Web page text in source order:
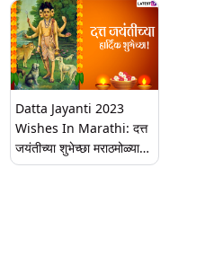
Datta Jayanti 2023
Wishes In Marathi: दत्त
जयंतीच्या शुभेच्छा मराठमोळ्या
WhatsApp Messages,